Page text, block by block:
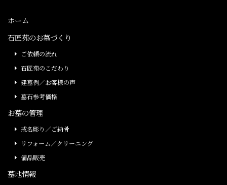
ホーム
石匠苑のお墓づくり
ご依頼の流れ
石匠苑のこだわり
建墓例／お客様の声
墓石参考価格
お墓の管理
戒名彫り／ご納骨
リフォーム／クリーニング
備品販売
墓地情報